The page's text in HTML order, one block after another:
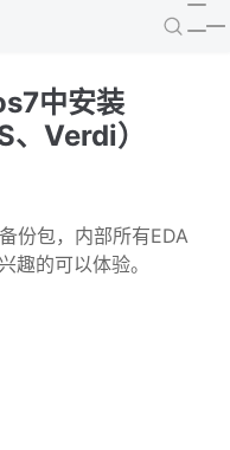
中安装
Verdi）
份包，内部所有EDA
趣的可以体验。